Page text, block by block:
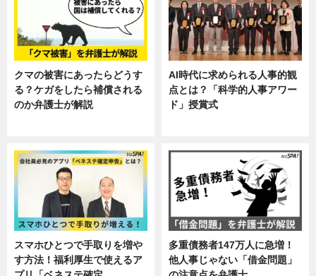
クマの被害にあったらどうす
る？ケガをしたら補償される
のか弁護士が解説
AI時代に求められる人事的観
点とは？「科学的人事アワー
ド」授賞式
スマホひとつで手取りを増や
す方法！福利厚生で使えるア
多重債務者147万人に急増！
他人事じゃない「借金問題」